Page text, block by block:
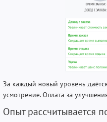
За каждый новый уровень
усмотрение. Оплата за
Опыт рассчитывается